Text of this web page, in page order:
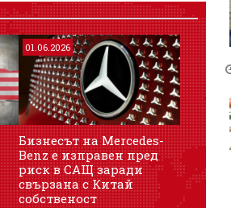
01.06.2026
Бизнесът на Mercedes-
Benz е изправен пред
риск в САЩ заради
свързана с Китай
собственост